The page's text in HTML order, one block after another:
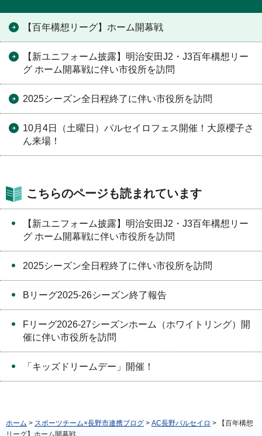
【百年構想リーグ】ホーム開幕戦
【新ユニフォーム披露】明治安田J2・J3百年構想リー
グ ホーム開幕戦に伴い市役所を訪問
2025シーズン全日程終了に伴い市役所を訪問
10月4日（土曜日）パルセイロフェス開催！大原櫻子さ
ん来場！
こちらのページも読まれています
【新ユニフォーム披露】明治安田J2・J3百年構想リー
グ ホーム開幕戦に伴い市役所を訪問
2025シーズン全日程終了に伴い市役所を訪問
Bリーグ2025-26シーズン終了報告
Fリーグ2026-27シーズンホーム（ホワイトリング）開
催に伴い市役所を訪問
「キッズドリームデー」開催！
ホーム > スポーツチーム×長野市連携ブログ > AC長野パルセイロ > 【百年構想
リーグ】ホーム開幕戦